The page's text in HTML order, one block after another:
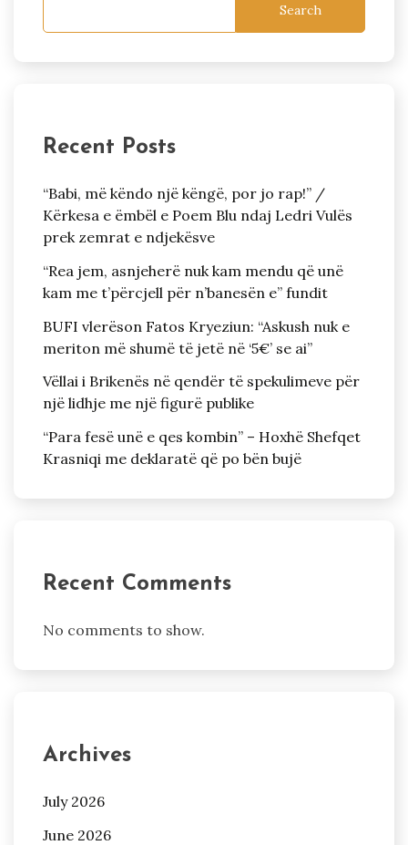
Search
Recent Posts
“Babi, më këndo një këngë, por jo rap!” /
Kërkesa e ëmbël e Poem Blu ndaj Ledri Vulës
prek zemrat e ndjekësve
“Rea jem, asnjeherë nuk kam mendu që unë
kam me t’përcjell për n’banesën e” fundit
BUFI vlerëson Fatos Kryeziun: “Askush nuk e
meriton më shumë të jetë në ‘5€’ se ai”
Vëllai i Brikenës në qendër të spekulimeve për
një lidhje me një figurë publike
“Para fesë unë e qes kombin” – Hoxhë Shefqet
Krasniqi me deklaratë që po bën bujë
Recent Comments
No comments to show.
Archives
July 2026
June 2026